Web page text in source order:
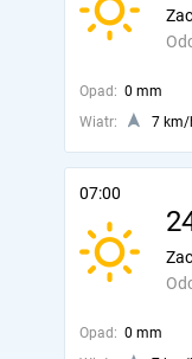
Opad: 0 mm
Wiatr:
7 km/
07:00
Opad: 0 mm